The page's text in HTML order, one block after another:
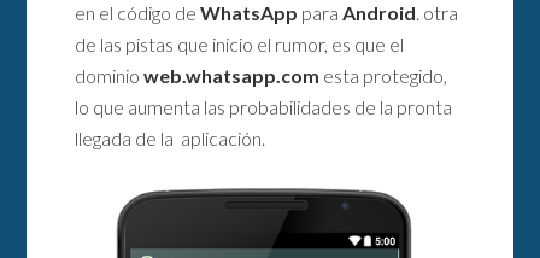
en el código deWhatsApp para Android . otra
de las pistas que inicio el rumor, es que el
dominioweb.whatsapp.com esta protegido,
lo que aumenta las probabilidades de la pronta
llegada de la aplicación.